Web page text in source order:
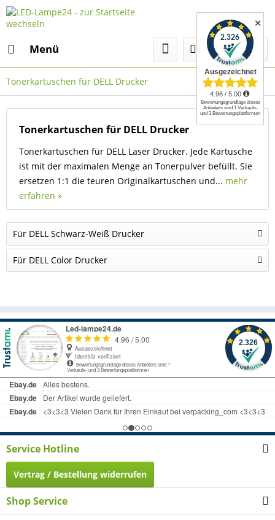
Menü
Tonerkartuschen für DELL Drucker
Tonerkartuschen für DELL Drucker
Tonerkartuschen für DELL Laser Drucker. Jede Kartusche
ist mit der maximalen Menge an Tonerpulver befüllt. Sie
ersetzen 1:1 die teuren Originalkartuschen und... mehr
erfahren »
Für DELL Schwarz-Weiß Drucker
Für DELL Color Drucker
✕
Service Hotline
Vertrag / Bestellung widerrufen
Shop Service